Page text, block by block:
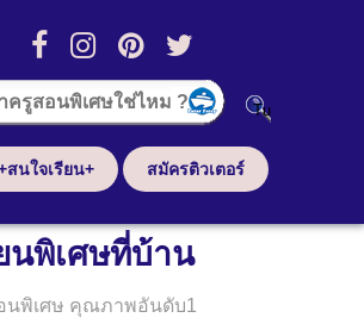
สนใจเรียน+ สมัครติวเตอร์
นพิเศษที่บ้าน
นพิเศษ คุณภาพอันดับ1